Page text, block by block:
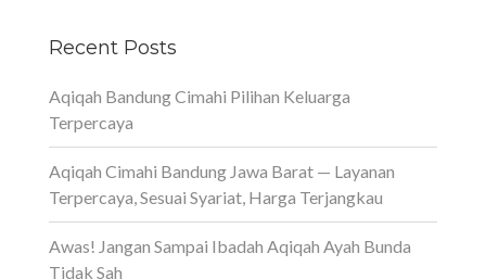
Recent Posts
Aqiqah Bandung Cimahi Pilihan Keluarga
Terpercaya
Aqiqah Cimahi Bandung Jawa Barat — Layanan
Terpercaya, Sesuai Syariat, Harga Terjangkau
Awas! Jangan Sampai Ibadah Aqiqah Ayah Bunda
Tidak Sah